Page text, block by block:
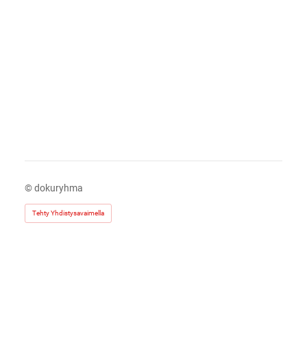
©dokuryhma
Tehty Yhdistysavaimella